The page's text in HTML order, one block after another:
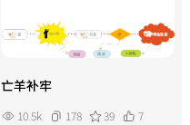
亡羊补牢
10.5k 178 39
7